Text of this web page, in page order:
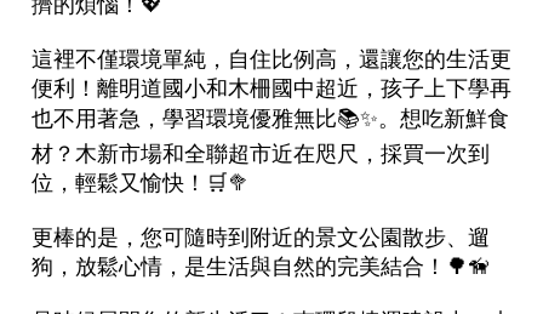
格局
不拘
1房
2房 3房